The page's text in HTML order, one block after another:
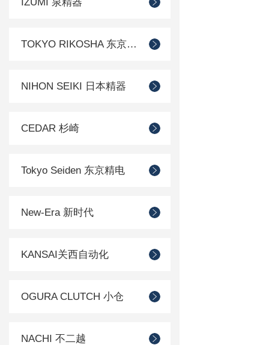
TOKYO RIKOSHA 东京理工舎
NIHON SEIKI 日本精器
CEDAR 杉崎
Tokyo Seiden 东京精电
New-Era 新时代
KANSAI关西自动化
OGURA CLUTCH 小仓
NACHI 不二越